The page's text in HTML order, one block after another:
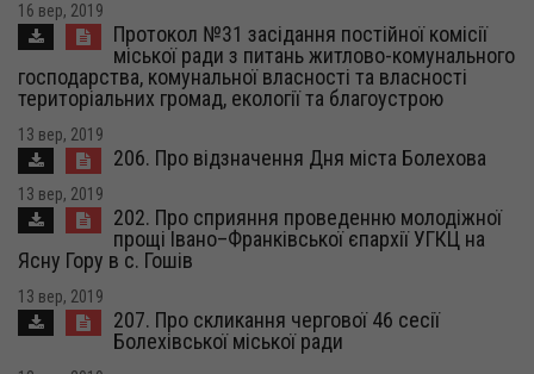
16 вер, 2019
Протокол №31 засідання постійної комісії
міської ради з питань житлово-комунального
господарства, комунальної власності та власності
територіальних громад, екології та благоустрою
13 вер, 2019
206. Про відзначення Дня міста Болехова
13 вер, 2019
202. Про сприяння проведенню молодіжної
прощі Івано–Франківської єпархії УГКЦ на
Ясну Гору в с. Гошів
13 вер, 2019
207. Про скликання чергової 46 сесії
Болехівської міської ради